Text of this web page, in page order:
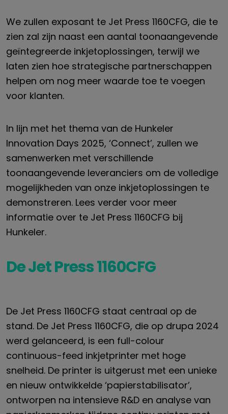
We zullen exposant te Jet Press 1160CFG, die te
zien zal zijn naast een aantal toonaangevende
geïntegreerde inkjetoplossingen, terwijl we
laten zien hoe strategische partnerschappen
helpen om nog meer waarde toe te voegen
voor klanten.
In lijn met het thema van de Hunkeler
Innovation Days 2025, ‘Connect’, zullen we
samenwerken met verschillende
toonaangevende leveranciers om de volledige
mogelijkheden van onze inkjetoplossingen te
demonstreren. Lees verder voor meer
informatie over te Jet Press 1160CFG bij
Hunkeler.
De Jet Press 1160CFG
De Jet Press 1160CFG staat centraal op de
stand. De Jet Press 1160CFG, die op drupa 2024
werd gelanceerd, is een full-colour
continuous-feed inkjetprinter met hoge
snelheid. De printer is uitgerust met een unieke
en nieuw ontwikkelde ‘papierstabilisator’,
ontworpen na intensieve R&D en analyse van